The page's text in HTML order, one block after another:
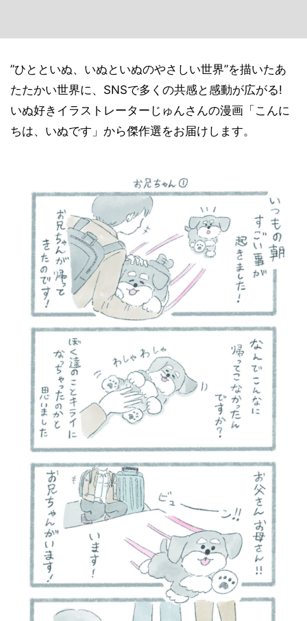
”ひとといぬ、いぬといぬのやさしい世界”を描いたあ
たたかい世界に、SNSで多くの共感と感動が広がる!
いぬ好きイラストレーターじゅんさんの漫画「こんに
ちは、いぬです」から傑作選をお届けします。